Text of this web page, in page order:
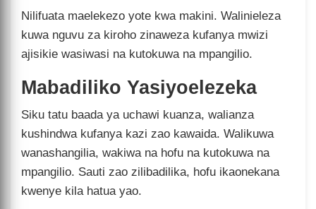
Nilifuata maelekezo yote kwa makini. Walinieleza
kuwa nguvu za kiroho zinaweza kufanya mwizi
ajisikie wasiwasi na kutokuwa na mpangilio.
Mabadiliko Yasiyoelezeka
Siku tatu baada ya uchawi kuanza, walianza
kushindwa kufanya kazi zao kawaida. Walikuwa
wanashangilia, wakiwa na hofu na kutokuwa na
mpangilio. Sauti zao zilibadilika, hofu ikaonekana
kwenye kila hatua yao.